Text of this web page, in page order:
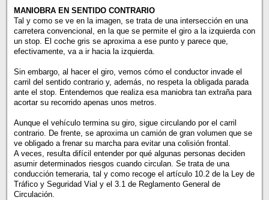
MANIOBRA EN SENTIDO CONTRARIO
Tal y como se ve en la imagen, se trata de una intersección en una
carretera convencional, en la que se permite el giro a la izquierda con
un stop. El coche gris se aproxima a ese punto y parece que,
efectivamente, va a ir hacia la izquierda.
Sin embargo, al hacer el giro, vemos cómo el conductor invade el
carril del sentido contrario y, además, no respeta la obligada parada
ante el stop. Entendemos que realiza esa maniobra tan extraña para
acortar su recorrido apenas unos metros.
Aunque el vehículo termina su giro, sigue circulando por el carril
contrario. De frente, se aproxima un camión de gran volumen que se
ve obligado a frenar su marcha para evitar una colisión frontal.
A veces, resulta difícil entender por qué algunas personas deciden
asumir determinados riesgos cuando circulan. Se trata de una
conducción temeraria, tal y como recoge el artículo 10.2 de la Ley de
Tráfico y Seguridad Vial y el 3.1 de Reglamento General de
Circulación.